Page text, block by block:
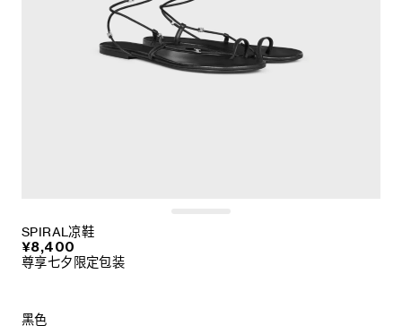
SPIRAL凉鞋
¥8,400
尊享七夕限定包装
黑色